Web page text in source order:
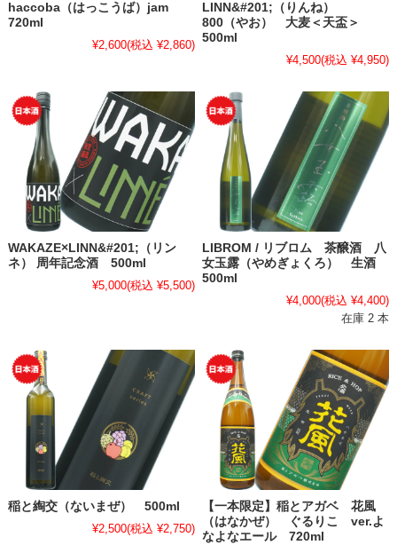
haccoba（はっこうば）jam
720ml
¥2,600(税込 ¥2,860)
LINN&#201;（りんね）
800（やお） 大麦＜天盃＞
500ml
¥4,500(税込 ¥4,950)
WAKAZE×LINN&#201;（リン
ネ） 周年記念酒 500ml
¥5,000(税込 ¥5,500)
LIBROM / リブロム 茶醸酒 八
女玉露（やめぎょくろ） 生酒
500ml
¥4,000(税込 ¥4,400)
在庫 2 本
稲と綯交（ないまぜ） 500ml
¥2,500(税込 ¥2,750)
【一本限定】稲とアガベ 花風
（はなかぜ） ぐるりこ ver.よ
なよなエール 720ml